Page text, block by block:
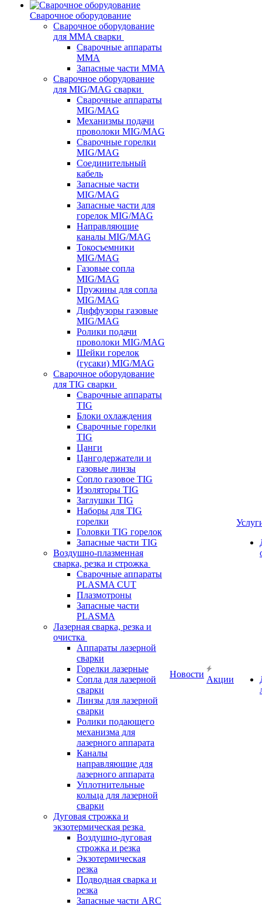
Сварочное оборудование
Сварочное оборудование
для MMA сварки
Сварочные аппараты
MMA
Запасные части MMA
Сварочное оборудование
для MIG/MAG сварки
Сварочные аппараты
MIG/MAG
Механизмы подачи
проволоки MIG/MAG
Сварочные горелки
MIG/MAG
Соединительный
кабель
Запасные части
MIG/MAG
Запасные части для
горелок MIG/MAG
Направляющие
каналы MIG/MAG
Токосъемники
MIG/MAG
Газовые сопла
MIG/MAG
Пружины для сопла
MIG/MAG
Диффузоры газовые
MIG/MAG
Ролики подачи
проволоки MIG/MAG
Шейки горелок
(гусаки) MIG/MAG
Сварочное оборудование
для TIG сварки
Сварочные аппараты
TIG
Блоки охлаждения
Сварочные горелки
TIG
Цанги
Цангодержатели и
газовые линзы
Сопло газовое TIG
Изоляторы TIG
Заглушки TIG
Наборы для TIG
горелки
Головки TIG горелок
Запасные части TIG
Воздушно-плазменная
сварка, резка и строжка
Сварочные аппараты
PLASMA CUT
Плазмотроны
Запасные части
PLASMA
Лазерная сварка, резка и
очистка
Аппараты лазерной
сварки
Горелки лазерные
Сопла для лазерной
сварки
Линзы для лазерной
сварки
Ролики подающего
механизма для
лазерного аппарата
Каналы
направляющие для
лазерного аппарата
Уплотнительные
кольца для лазерной
сварки
Дуговая строжка и
экзотермическая резка
Воздушно-дуговая
строжка и резка
Экзотермическая
резка
Подводная сварка и
резка
Запасные части ARC
Новости
Акции